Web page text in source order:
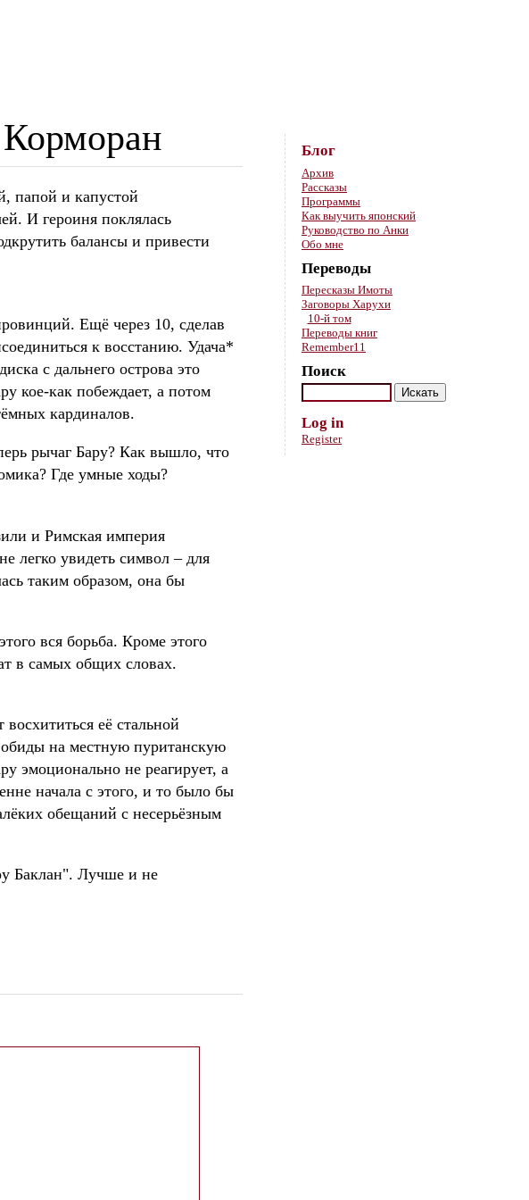
папой и капустой
И героиня поклялась
балансы и привести
Ещё через 10, сделав
к восстанию. Удача*
с дальнего острова это
кое-как побеждает, а потом
кардиналов.
рычаг Бару? Как вышло, что
Где умные ходы?
и Римская империя
легко увидеть символ – для
таким образом, она бы
вся борьба. Кроме этого
в самых общих словах.
её стальной
на местную пуританскую
эмоционально не реагирует, а
начала с этого, и то было бы
обещаний с несерьёзным
Баклан". Лучше и не
Блог
Архив
Рассказы
Программы
Как выучить японский
Руководство по Анки
Обо мне
Переводы
Пересказы Имоты
Заговоры Харухи
10-й том
Переводы книг
Remember11
Поиск
Log in
Register